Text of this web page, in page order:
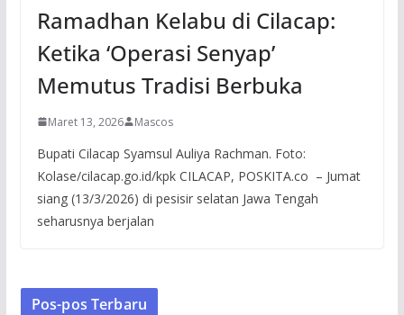
Ramadhan Kelabu di Cilacap:
Ketika ‘Operasi Senyap’
Memutus Tradisi Berbuka
Maret 13, 2026 Mascos
Bupati Cilacap Syamsul Auliya Rachman. Foto:
Kolase/cilacap.go.id/kpk CILACAP, POSKITA.co – Jumat
siang (13/3/2026) di pesisir selatan Jawa Tengah
seharusnya berjalan
Pos-pos Terbaru